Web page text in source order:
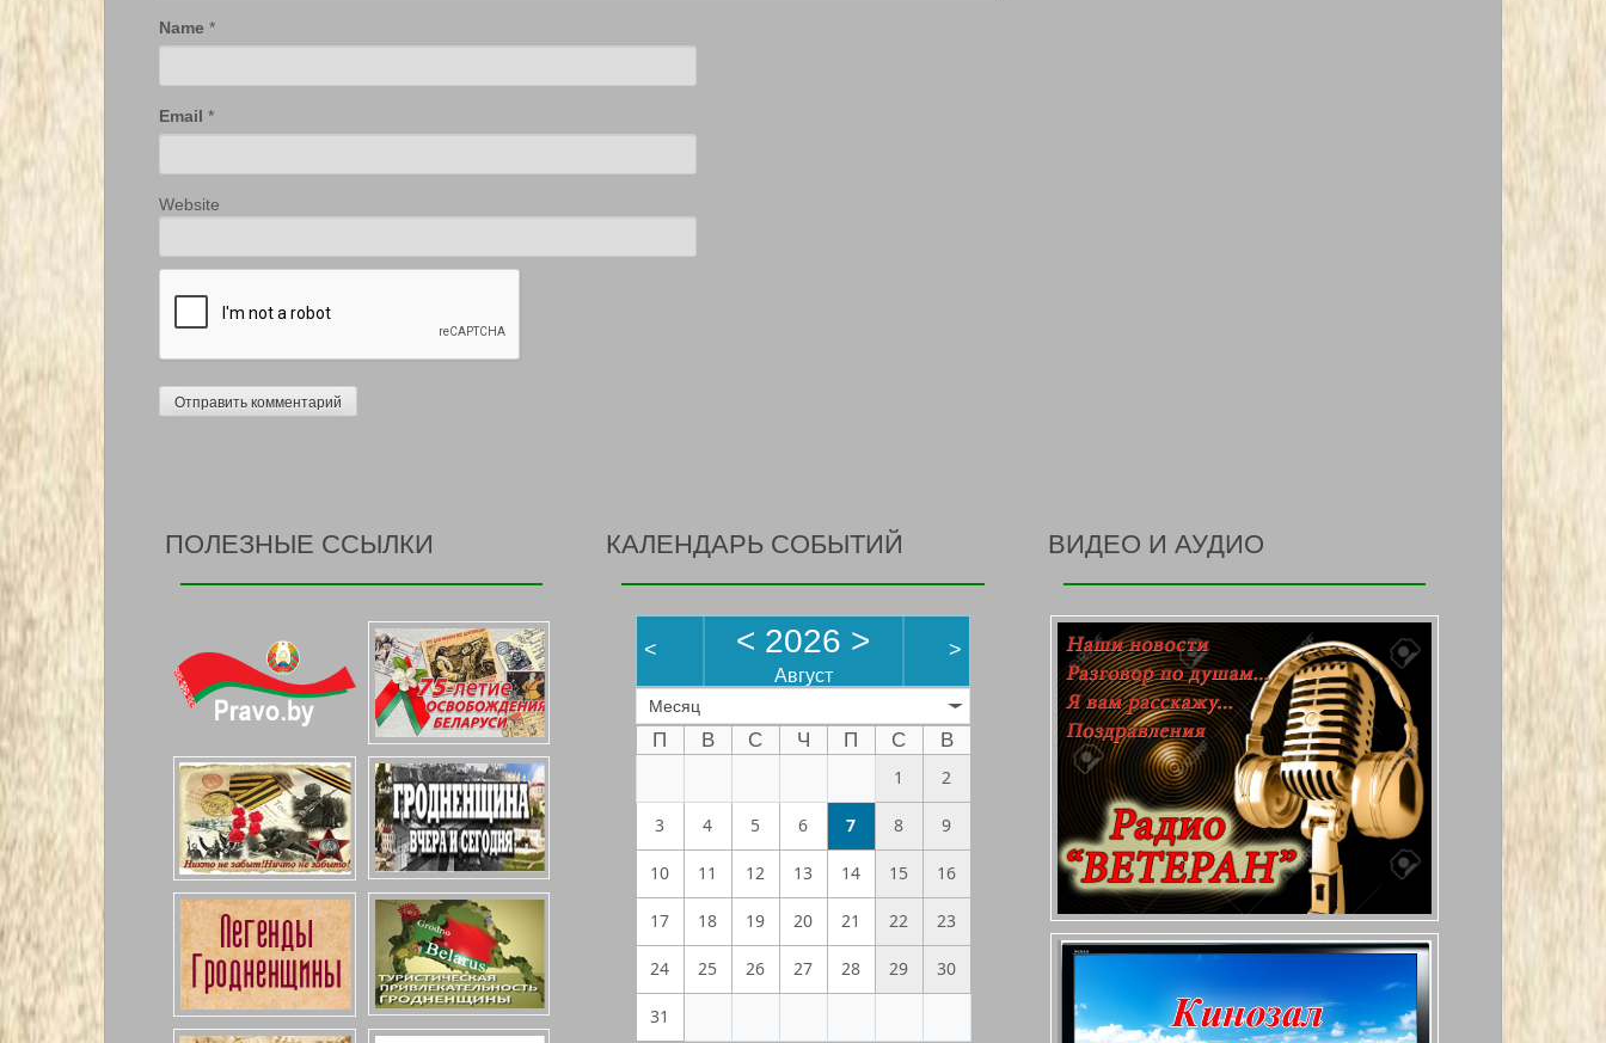
Name *
Email *
Website
ПОЛЕЗНЫЕ ССЫЛКИ КАЛЕНДАРЬ СОБЫТИЙ
< < 2026 >
Август
>
Месяц
П В С Ч П С
В
1
2
3 4 5 6 7 8 9
10 11 12 13 14 15 16
17 18 19 20 21 22 23
24 25 26 27 28 29 30
31
ВИДЕО И АУДИО